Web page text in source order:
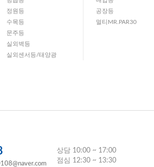
정원등
수목등
문주등
실외벽등
실외센서등/태양광
공장등
멀티MR.PAR30
상담 10:00 ~ 17:00
점심 12:30 ~ 13:30